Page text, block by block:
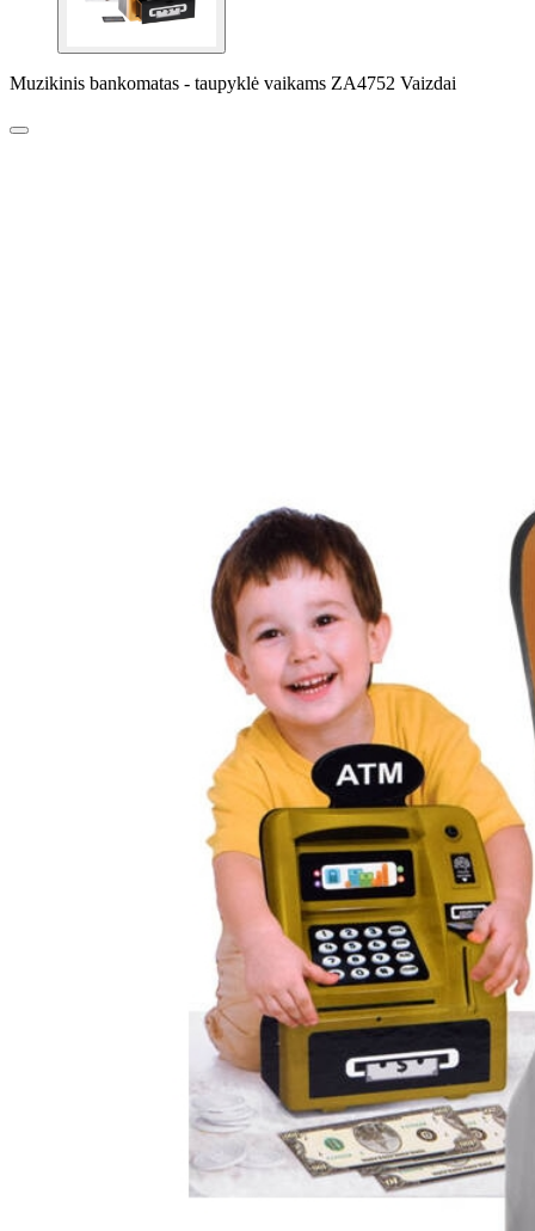
Muzikinis bankomatas - taupyklė vaikams ZA4752 Vaizdai